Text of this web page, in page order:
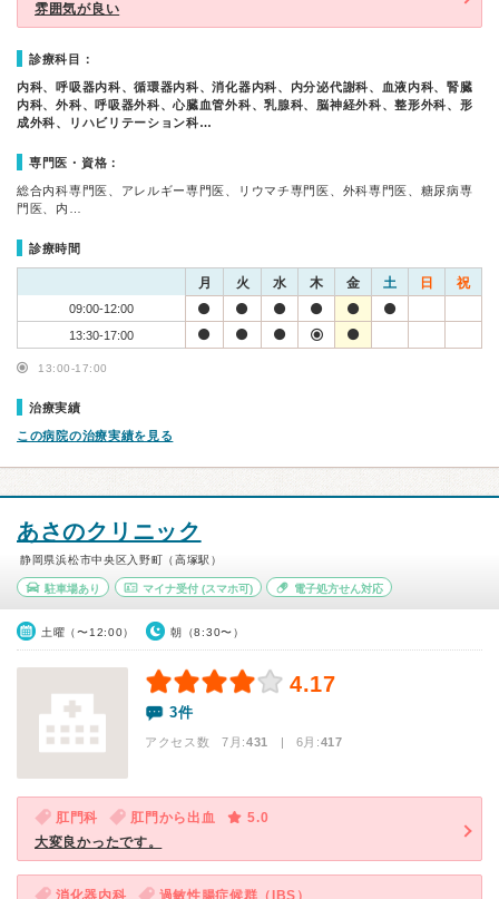
雰囲気が良い
診療科目：
内科、呼吸器内科、循環器内科、消化器内科、内分泌代謝科、血液内科、腎臓
内科、外科、呼吸器外科、心臓血管外科、乳腺科、脳神経外科、整形外科、形
成外科、リハビリテーション科…
専門医・資格：
総合内科専門医、アレルギー専門医、リウマチ専門医、外科専門医、糖尿病専
門医、内…
診療時間
月 火 水 木 金 土 日 祝
09:00-12:00
13:30-17:00
13:00-17:00
治療実績
この病院の治療実績を見る
あさのクリニック
静岡県浜松市中央区入野町（高塚駅）
駐車場あり マイナ受付(スマホ可) 電子処方せん対応
土曜（〜12:00） 朝（8:30〜）
4.17
3件
アクセス数 7月:431 | 6月:417
肛門科 肛門から出血
5.0
大変良かったです。
消化器内科 過敏性腸症候群（IBS）